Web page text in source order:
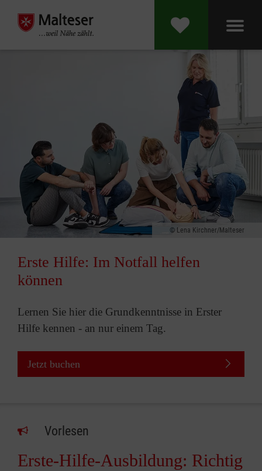
Lena Kirchner/Malteser
Erste Hilfe: Im Notfall helfen
können
Lernen Sie hier die Grundkenntnisse in Erster
Hilfe kennen - an nur einem Tag.
Jetzt buchen
Vorlesen
Erste-Hilfe-Ausbildung: Richtig